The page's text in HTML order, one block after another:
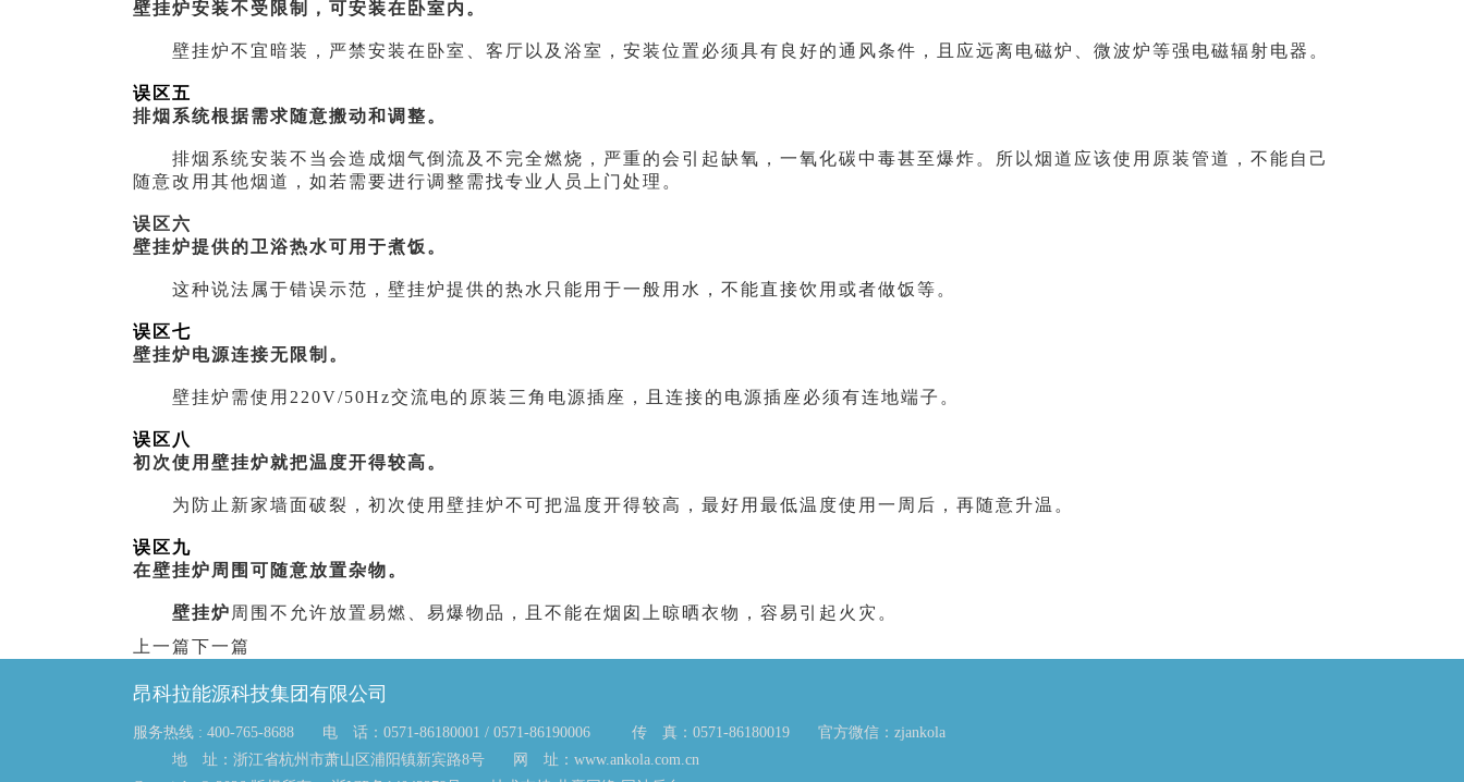
壁挂炉安装不受限制，可安装在卧室内。
壁挂炉不宜暗装，严禁安装在卧室、客厅以及浴室，安装位置必须具有良好的通风条件，且应远离电磁炉、微波炉等强电磁辐射电器。
误区五
排烟系统根据需求随意搬动和调整。
排烟系统安装不当会造成烟气倒流及不完全燃烧，严重的会引起缺氧，一氧化碳中毒甚至爆炸。所以烟道应该使用原装管道，不能自己
随意改用其他烟道，如若需要进行调整需找专业人员上门处理。
误区六
壁挂炉提供的卫浴热水可用于煮饭。
这种说法属于错误示范，壁挂炉提供的热水只能用于一般用水，不能直接饮用或者做饭等。
误区七
壁挂炉电源连接无限制。
壁挂炉需使用220V/50Hz交流电的原装三角电源插座，且连接的电源插座必须有连地端子。
误区八
初次使用壁挂炉就把温度开得较高。
为防止新家墙面破裂，初次使用壁挂炉不可把温度开得较高，最好用最低温度使用一周后，再随意升温。
误区九
在壁挂炉周围可随意放置杂物。
壁挂炉 周围不允许放置易燃、易爆物品，且不能在烟囱上晾晒衣物，容易引起火灾。
上一篇下一篇
昂科拉能源科技集团有限公司
服务热线 : 400-765-8688 电 话：0571-86180001 / 0571-86190006 传 真：0571-86180019
官方微信：zjankola
地 址：浙江省杭州市萧山区浦阳镇新宾路8号
网 址： www.ankola.com.cn